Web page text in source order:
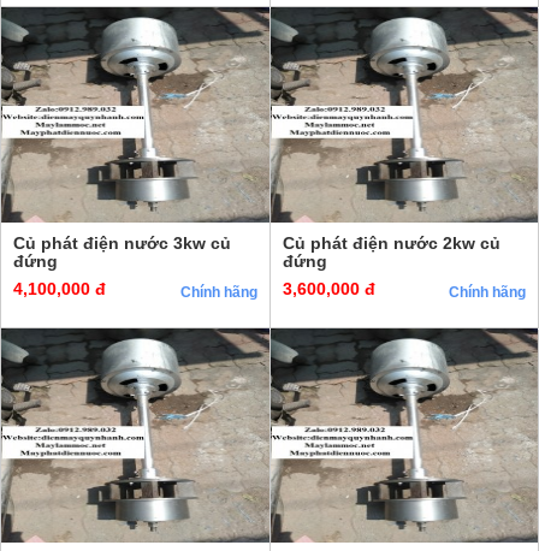
Củ phát điện nước 3kw củ
đứng
4,100,000 đ
Chính hãng
Củ phát điện nước 2kw củ
đứng
3,600,000 đ
Chính hãng